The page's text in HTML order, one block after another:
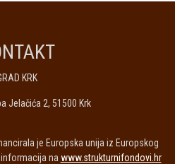
KRK
Jelačića 2, 51500 Krk
je Europska unija iz Europskog
na www.strukturnifondovi.hr